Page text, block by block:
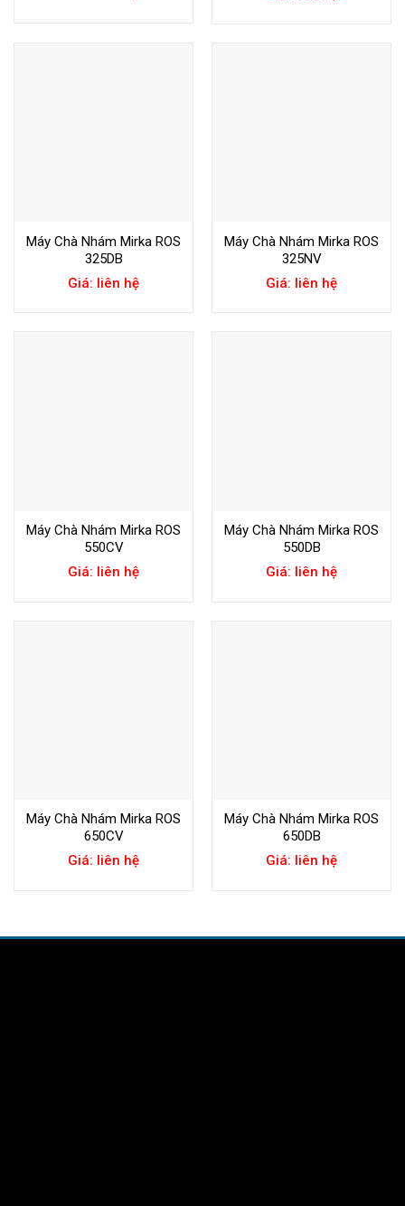
Máy Chà Nhám Mirka ROS
325DB
Giá: liên hệ
Máy Chà Nhám Mirka ROS
325NV
Giá: liên hệ
Máy Chà Nhám Mirka ROS
550CV
Giá: liên hệ
Máy Chà Nhám Mirka ROS
550DB
Giá: liên hệ
Máy Chà Nhám Mirka ROS
650CV
Giá: liên hệ
Máy Chà Nhám Mirka ROS
650DB
Giá: liên hệ